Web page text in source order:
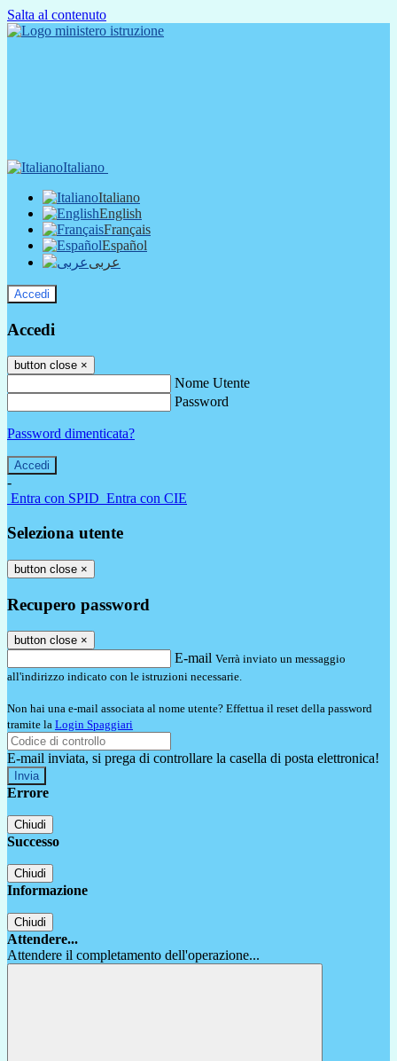
Salta al contenuto
Italiano
Italiano
English
Français
Español
عربى
Accedi
Accedi
button close ×
Nome Utente
Password
Password dimenticata?
-
Entra con SPID Entra con CIE
Seleziona utente
button close ×
Recupero password
button close ×
E-mail Verrà inviato un messaggio
all'indirizzo indicato con le istruzioni necessarie.
Non hai una e-mail associata al nome utente? Effettua il reset della password
tramite la Login Spaggiari
E-mail inviata, si prega di controllare la casella di posta elettronica!
Errore
Chiudi
Successo
Chiudi
Informazione
Chiudi
Attendere...
Attendere il completamento dell'operazione...